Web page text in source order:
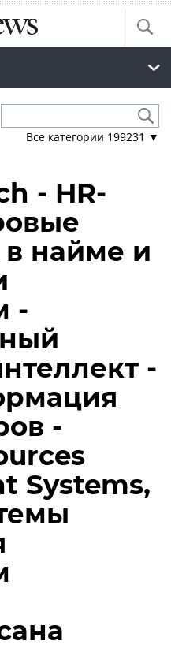
Все категории 199231 ▼
- HR-
в найме и
-
-
-
Systems,